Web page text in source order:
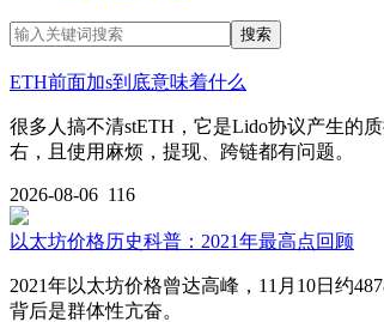
ETH前面加s到底意味着什么
很多人搞不清stETH，它是Lido协议产生的
右，且使用麻烦，提现、跨链都有问题。
2026-08-06 116
以太坊价格历史科普：2021年最高点回顾
2021年以太坊价格曾达高峰，11月10日约
背后是群体性亢奋。